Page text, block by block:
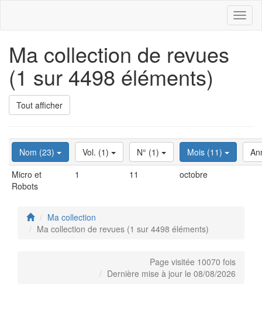
Ma collection de revues
(1 sur 4498 éléments)
Tout afficher
Nom (23) Vol. (1) N° (1) Mois (11)
Micro et
Robots
1 11 octobre
Ma collection
Ma collection de revues (1 sur 4498 éléments)
Page visitée 10070 fois
Dernière mise à jour le 08/08/2026